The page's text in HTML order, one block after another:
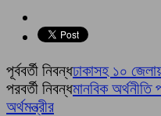
পূর্ববর্তী নিবন্ধঢাকাসহ ১০
পরবর্তী নিবন্ধমানবিক অর্থনীতি
অর্থমন্ত্রীর